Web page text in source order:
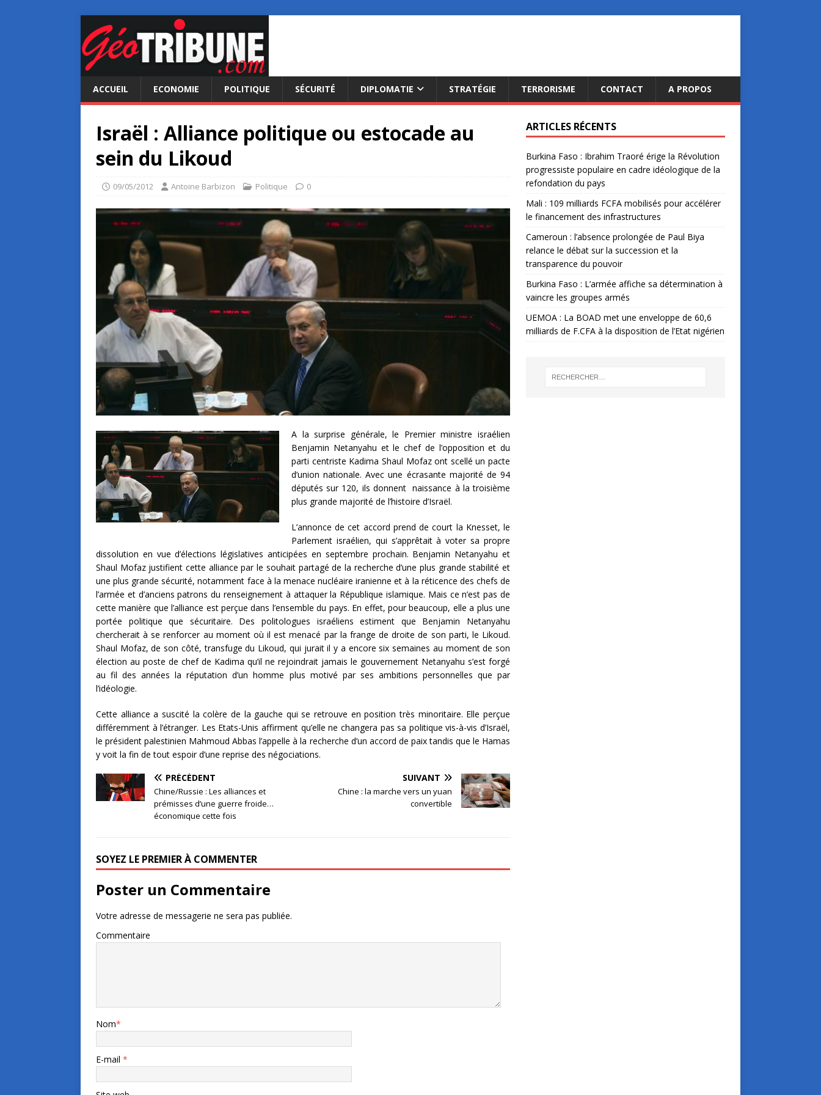
ACCUEIL ECONOMIE POLITIQUE SÉCURITÉ DIPLOMATIE STRATÉGIE TERRORISME CONTACT A PROPOS
Israël : Alliance politique ou estocade au
sein du Likoud
09/05/2012 Antoine Barbizon Politique 0
A la surprise générale, le Premier ministre israélien
Benjamin Netanyahu et le chef de l’opposition et du
parti centriste Kadima Shaul Mofaz ont scellé un pacte
d’union nationale. Avec une écrasante majorité de 94
députés sur 120, ils donnent naissance à la troisième
plus grande majorité de l’histoire d’Israël.
L’annonce de cet accord prend de court la Knesset, le
Parlement israélien, qui s’apprêtait à voter sa propre
dissolution en vue d’élections législatives anticipées en septembre prochain. Benjamin Netanyahu et
Shaul Mofaz justifient cette alliance par le souhait partagé de la recherche d’une plus grande stabilité et
une plus grande sécurité, notamment face à la menace nucléaire iranienne et à la réticence des chefs de
l’armée et d’anciens patrons du renseignement à attaquer la République islamique. Mais ce n’est pas de
cette manière que l’alliance est perçue dans l’ensemble du pays. En effet, pour beaucoup, elle a plus une
portée politique que sécuritaire. Des politologues israéliens estiment que Benjamin Netanyahu
chercherait à se renforcer au moment où il est menacé par la frange de droite de son parti, le Likoud.
Shaul Mofaz, de son côté, transfuge du Likoud, qui jurait il y a encore six semaines au moment de son
élection au poste de chef de Kadima qu’il ne rejoindrait jamais le gouvernement Netanyahu s’est forgé
au fil des années la réputation d’un homme plus motivé par ses ambitions personnelles que par
l’idéologie.
Cette alliance a suscité la colère de la gauche qui se retrouve en position très minoritaire. Elle perçue
différemment à l’étranger. Les Etats-Unis affirment qu’elle ne changera pas sa politique vis-à-vis d’Israël,
le président palestinien Mahmoud Abbas l’appelle à la recherche d’un accord de paix tandis que le Hamas
y voit la fin de tout espoir d’une reprise des négociations.
PRÉCÉDENT
Chine/Russie : Les alliances et
prémisses d’une guerre froide…
économique cette fois
SUIVANT
Chine : la marche vers un yuan
convertible
SOYEZ LE PREMIER À COMMENTER
Poster un Commentaire
Votre adresse de messagerie ne sera pas publiée.
Commentaire
Nom*
E-mail *
ARTICLES RÉCENTS
Burkina Faso : Ibrahim Traoré érige la Révolution
progressiste populaire en cadre idéologique de la
refondation du pays
Mali : 109 milliards FCFA mobilisés pour accélérer
le financement des infrastructures
Cameroun : l’absence prolongée de Paul Biya
relance le débat sur la succession et la
transparence du pouvoir
Burkina Faso : L’armée affiche sa détermination à
vaincre les groupes armés
UEMOA : La BOAD met une enveloppe de 60,6
milliards de F.CFA à la disposition de l’Etat nigérien